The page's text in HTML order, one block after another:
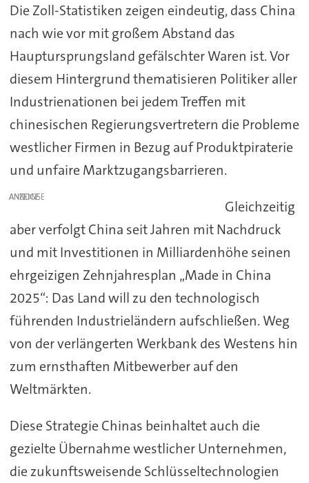
Die Zoll-Statistiken zeigen eindeutig, dass China
nach wie vor mit großem Abstand das
Hauptursprungsland gefälschter Waren ist. Vor
diesem Hintergrund thematisieren Politiker aller
Industrienationen bei jedem Treffen mit
chinesischen Regierungsvertretern die Probleme
westlicher Firmen in Bezug auf Produktpiraterie
und unfaire Marktzugangsbarrieren.
ANZEIGE
Gleichzeitig
aber verfolgt China seit Jahren mit Nachdruck
und mit Investitionen in Milliardenhöhe seinen
ehrgeizigen Zehnjahresplan „Made in China
2025“: Das Land will zu den technologisch
führenden Industrieländern aufschließen. Weg
von der verlängerten Werkbank des Westens hin
zum ernsthaften Mitbewerber auf den
Weltmärkten.
Diese Strategie Chinas beinhaltet auch die
gezielte Übernahme westlicher Unternehmen,
die zukunftsweisende Schlüsseltechnologien